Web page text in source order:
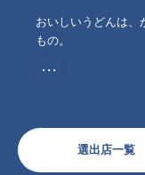
おいしいうどんは、
もの。
・・・
選出店一覧